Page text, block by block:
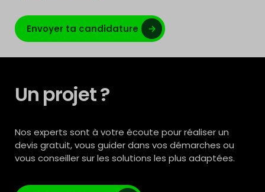
Envoyer ta candidature
Un projet ?
Nos experts sont à votre écoute pour réaliser un
devis gratuit, vous guider dans vos démarches ou
vous conseiller sur les solutions les plus adaptées.